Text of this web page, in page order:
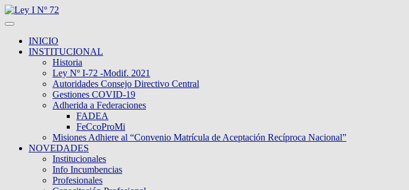
INICIO
INSTITUCIONAL
Historia
Ley Nº I-72 -Modif. 2021
Autoridades Consejo Directivo Central
Gestiones COVID-19
Adherida a Federaciones
FADEA
FeCcoProMi
Misiones Adhiere al “Convenio Matrícula de Aceptación Recíproca Nacional”
NOVEDADES
Institucionales
Info Incumbencias
Profesionales